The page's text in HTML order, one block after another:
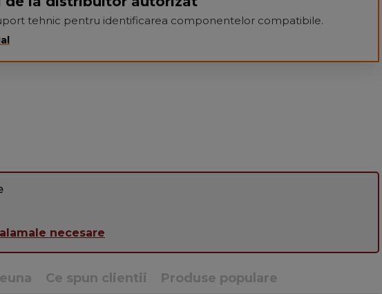
tehnic pentru identificarea componentelor compatibile.
necesare
Ce spun clientii Produse populare